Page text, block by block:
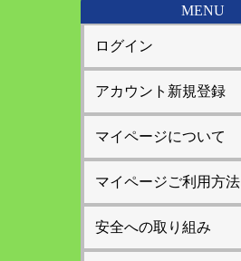
MENU
ログイン
アカウント新規登録
マイページについて
マイページご利用方法
安全への取り組み